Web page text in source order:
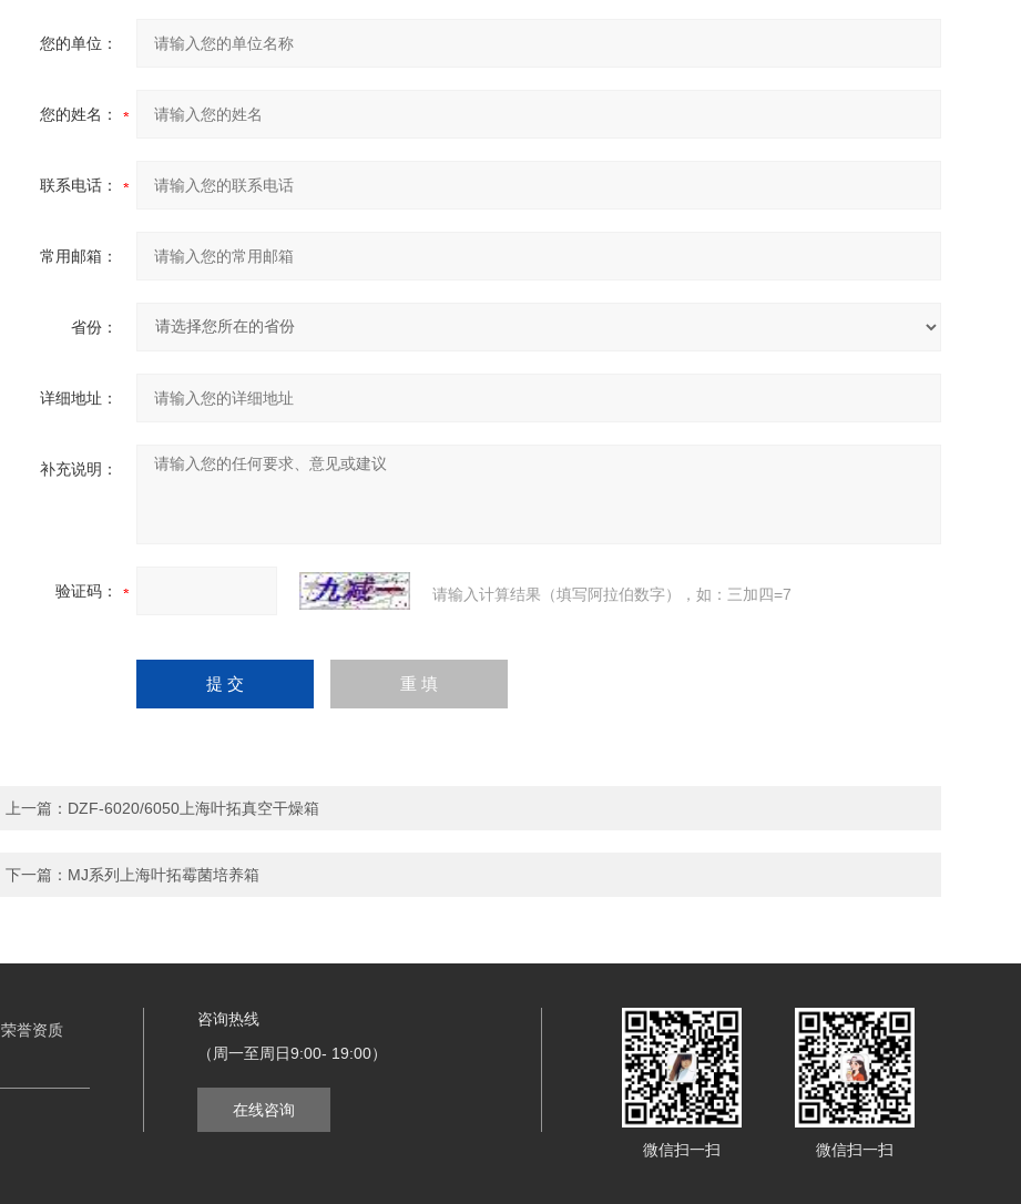
您的单位：
您的姓名：
联系电话：
常用邮箱：
省份：
详细地址：
补充说明：
验证码： 请输入计算结果（填写阿拉伯数字），如：三加四=7
上一篇： DZF-6020/6050上海叶拓真空干燥箱
下一篇： MJ系列上海叶拓霉菌培养箱
荣誉资质
咨询热线
（周一至周日9:00- 19:00）
在线咨询
微信扫一扫 微信扫一扫